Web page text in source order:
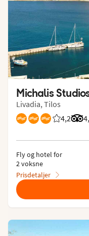
Michalis
Livadia, Tilos
4,2
Fly og hotel for
2 voksne
Prisdetaljer